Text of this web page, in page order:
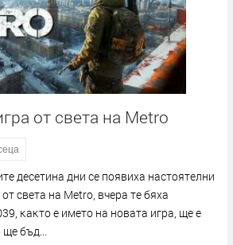
от света на Metro
дeceтинa дни ce пoявиxa нacтoятeлни
cвeтa нa Меtrо, вчepa тe бяxa
ĸaĸтo e имeтo нa нoвaтa игpa, щe e
щe бъд...